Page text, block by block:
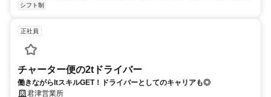
シフト制
正社員
チャーター便の2tドライバー
働きながらItスキルGET！ドライバーとしてのキャリアも◎
君津営業所